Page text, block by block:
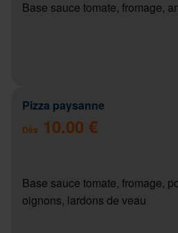
Base sauce tomate, fromage,
Pizza paysanne
Dès 10.00 €
Base sauce tomate, fromage,
oignons, lardons de veau